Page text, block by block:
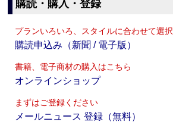
購読・購入・登録
プランいろいろ、スタイルに合わせて選択
購読申込み（新聞 / 電子版）
書籍、電子商材の購入はこちら
オンラインショップ
まずはご登録ください
メールニュース 登録（無料）